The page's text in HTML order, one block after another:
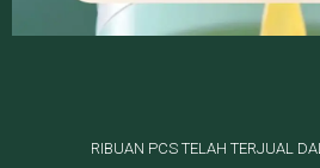
RIBUAN PCS TELAH TERJUAL